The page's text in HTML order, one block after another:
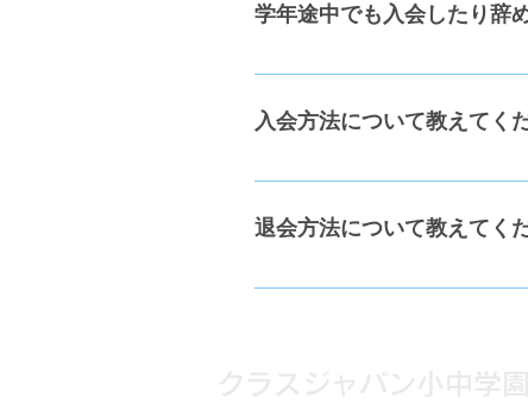
学年途中でも入会したり辞
可能です。
入会方法について教えてく
トライアル入会はこちらのフ
退会方法について教えてく
info@cjgakuen.com までご連